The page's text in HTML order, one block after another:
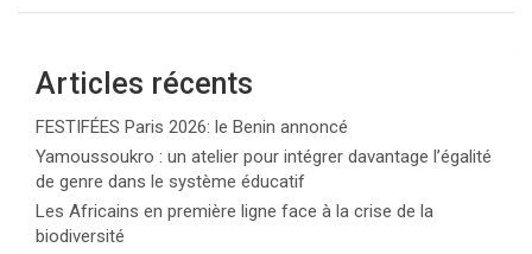
Articles récents
FESTIFÉES Paris 2026: le Benin annoncé
Yamoussoukro : un atelier pour intégrer davantage l’égalité
de genre dans le système éducatif
Les Africains en première ligne face à la crise de la
biodiversité